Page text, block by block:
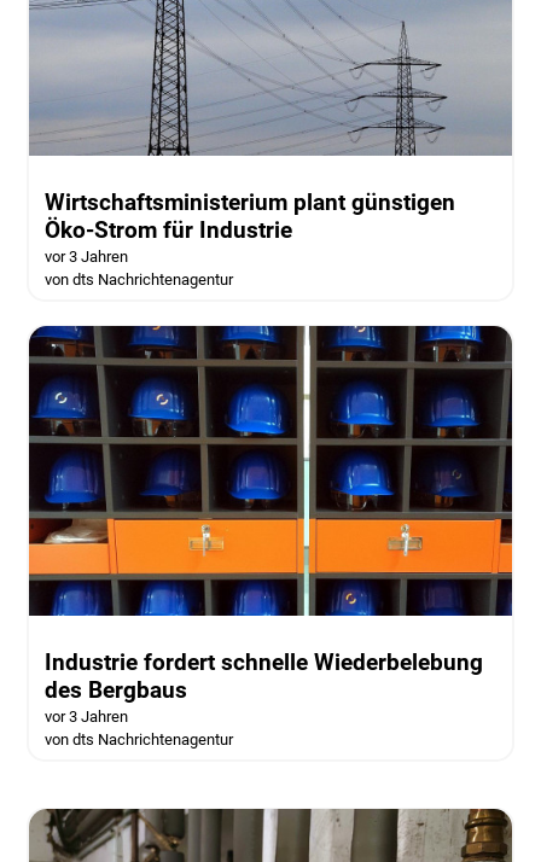
Wirtschaftsministerium plant günstigen
Öko-Strom für Industrie
vor 3 Jahren
von dts Nachrichtenagentur
Industrie fordert schnelle Wiederbelebung
des Bergbaus
vor 3 Jahren
von dts Nachrichtenagentur